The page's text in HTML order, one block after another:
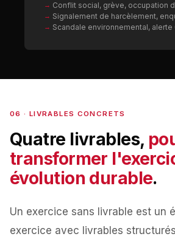
Conflit social, grève, occupation
Signalement de harcèlement,
Scandale environnemental, alerte
06 · LIVRABLES CONCRETS
Quatre livrables,
transformer
évolution durable.
Un exercice sans livrable est un
exercice avec livrables